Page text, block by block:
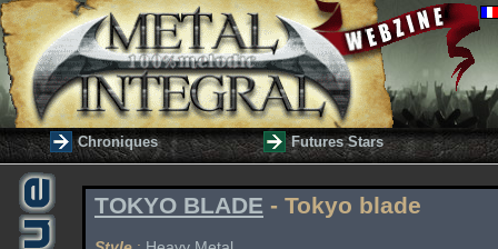
Chroniques Futures Stars
TOKYO BLADE - Tokyo blade